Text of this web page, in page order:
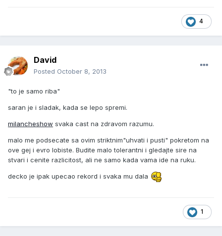
4
David
Posted October 8, 2013
"to je samo riba"
saran je i sladak, kada se lepo spremi.
milancheshow svaka cast na zdravom razumu.
malo me podsecate sa ovim striktnim"uhvati i pusti" pokretom na
ove gej i evro lobiste. Budite malo tolerantni i gledajte sire na
stvari i cenite razlicitost, ali ne samo kada vama ide na ruku.
decko je ipak upecao rekord i svaka mu dala
1